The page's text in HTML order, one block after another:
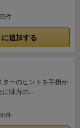
件
追加する
ーのヒントを手掛か
に味方の...
件